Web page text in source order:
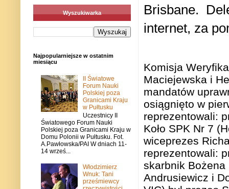
Brisbane.
internet, za
Komisja
Maciejewska i
mandatów
osiągnięto w
reprezentowali:
Koło SPK Nr 7
wiceprezes
reprezentowali:
skarbnik Bożena
Andrusiewicz i
Wyszukiwarka
Najpopularniejsze w ostatnim
miesiącu
II Światowe
Forum Nauki
Polskiej poza
Granicami Kraju
w Pułtusku
Uczestnicy II
Światowego Forum Nauki
Polskiej poza Granicami Kraju w
Domu Polonii w Pułtusku. Fot.
A.Pawłowska/PAI W dniach 11-
14 wrześ...
Włodzimierz
Wnuk: Tani
prześmiewcy